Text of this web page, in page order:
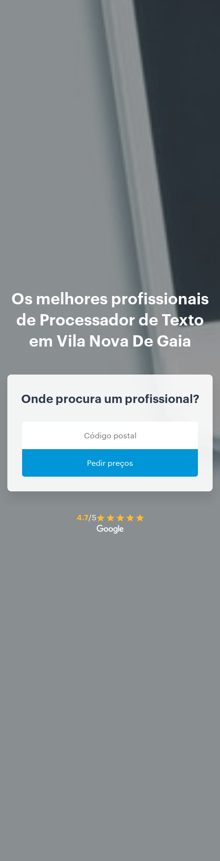
Os melhores profissionais
de Processador de Texto
em Vila Nova De Gaia
Onde procura um profissional?
Pedir preços
4.7/5